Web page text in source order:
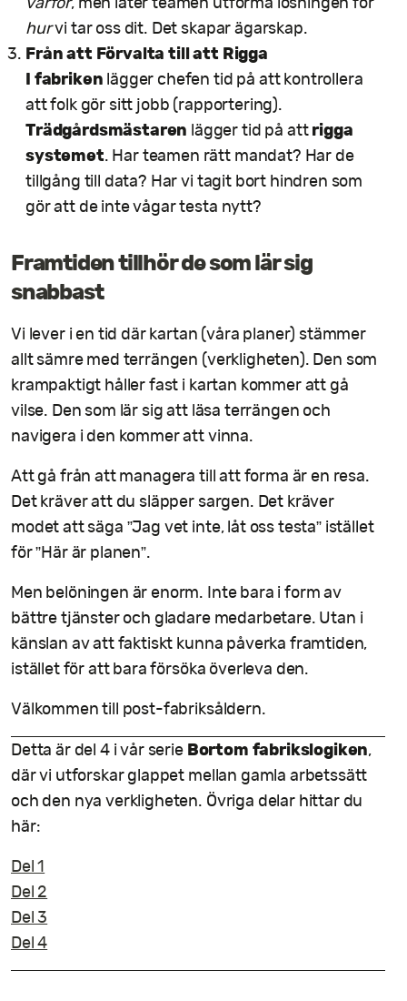
hurvi tar oss dit. Det skapar ägarskap.
Från att Förvalta till att Rigga
I fabriken lägger chefen tid på att kontrollera
att folk gör sitt jobb (rapportering).
Trädgårdsmästaren lägger tid på att rigga
systemet. Har teamen rätt mandat? Har de
tillgång till data? Har vi tagit bort hindren som
gör att de inte vågar testa nytt?
Framtiden tillhör de som lär sig
snabbast
Vi lever i en tid där kartan (våra planer) stämmer
allt sämre med terrängen (verkligheten). Den som
krampaktigt håller fast i kartan kommer att gå
vilse. Den som lär sig att läsa terrängen och
navigera i den kommer att vinna.
Att gå från att managera till att forma är en resa.
Det kräver att du släpper sargen. Det kräver
modet att säga ”Jag vet inte, låt oss testa” istället
för ”Här är planen”.
Men belöningen är enorm. Inte bara i form av
bättre tjänster och gladare medarbetare. Utan i
känslan av att faktiskt kunna påverka framtiden,
istället för att bara försöka överleva den.
Välkommen till post-fabriksåldern.
Detta är del 4 i vår serie Bortom fabrikslogiken,
där vi utforskar glappet mellan gamla arbetssätt
och den nya verkligheten. Övriga delar hittar du
här:
Del 1
Del 2
Del 3
Del 4